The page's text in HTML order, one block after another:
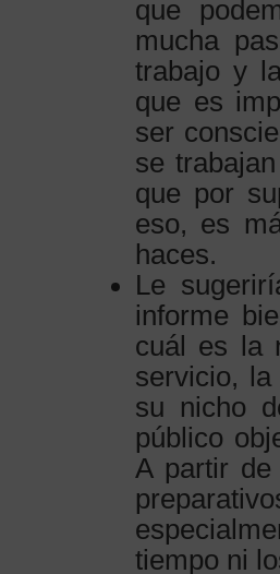
que
mucha
trabajo y
que es
ser
se
que por
eso, es
haces.
Le
informe
cuál es la
servicio,
su nicho
público
A partir
tiempo ni